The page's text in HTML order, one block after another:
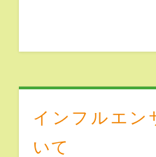
インフルエン
いて